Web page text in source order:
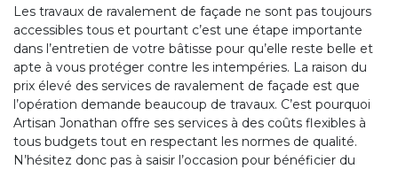
Les travaux de ravalement de façade ne sont pas toujours
accessibles tous et pourtant c’est une étape importante
dans l’entretien de votre bâtisse pour qu’elle reste belle et
apte à vous protéger contre les intempéries. La raison du
prix élevé des services de ravalement de façade est que
l’opération demande beaucoup de travaux. C’est pourquoi
Artisan Jonathan offre ses services à des coûts flexibles à
tous budgets tout en respectant les normes de qualité.
N’hésitez donc pas à saisir l’occasion pour bénéficier du